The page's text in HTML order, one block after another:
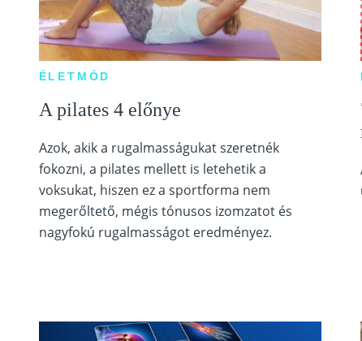
ÉLETMÓD
A pilates 4 előnye
Azok, akik a rugalmasságukat szeretnék
fokozni, a pilates mellett is letehetik a
voksukat, hiszen ez a sportforma nem
megerőltető, mégis tónusos izomzatot és
nagyfokú rugalmasságot eredményez.